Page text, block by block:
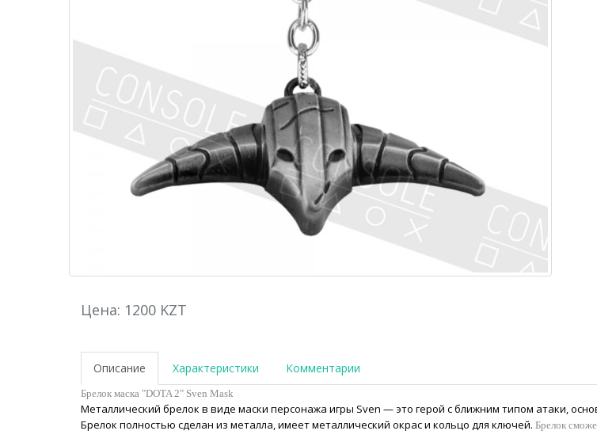
Цена: 1200 KZT
Описание Характеристики Комментарии
Брелок маска "DOTA 2" Sven Mask
Металлический брелок в виде маски персонажа игры Sven — это герой с ближним типом атаки,
Брелок полностью сделан из металла, имеет металлический окрас и кольцо для ключей. Брелок